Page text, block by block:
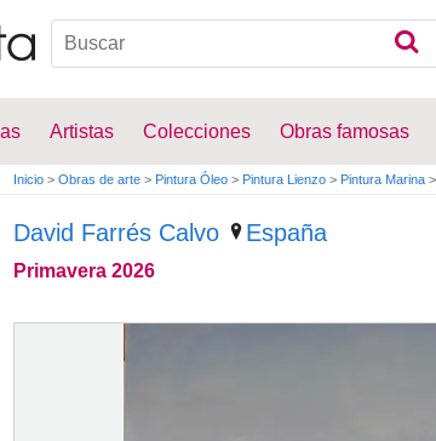
Artistas Colecciones Obras famosas
Inicio > Obras de arte > Pintura Óleo > Pintura Lienzo > Pintura Marina >
David Farrés Calvo España
Primavera 2026